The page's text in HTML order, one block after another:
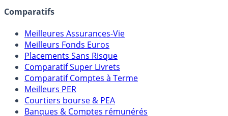
assureurs, sociétés de gestion, CGP, etc.
Comparatifs
Meilleures Assurances-Vie
Meilleurs Fonds Euros
Placements Sans Risque
Comparatif Super Livrets
Comparatif Comptes à Terme
Meilleurs PER